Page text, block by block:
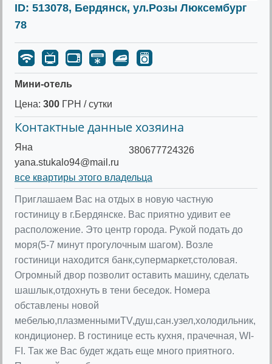
ID: 513078, Бердянск, ул.Розы Люксембург
78
Мини-отель
Цена: 300 ГРН / сутки
Контактные данные хозяина
Яна
yana.stukalo94@mail.ru
380677724326
все квартиры этого владельца
Приглашаем Вас на отдых в новую частную
гостиницу в г.Бердянске. Вас приятно удивит ее
расположение. Это центр города. Рукой подать до
моря(5-7 минут прогулочным шагом). Возле
гостиници находится банк,супермаркет,столовая.
Огромный двор позволит оставить машину, сделать
шашлык,отдохнуть в тени беседок. Номера
обставлены новой
мебелью,плазменнымиTV,душ,сан.узел,холодильник,
кондиционер. В гостинице есть кухня, прачечная, WI-
FI. Так же Вас будет ждать еще много приятного.